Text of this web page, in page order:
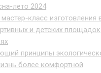
лето 2024
класс изготовления
и детских площадок
принципы
более комфортной